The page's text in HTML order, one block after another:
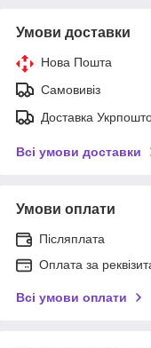
Умови доставки
Нова Пошта
Самовивіз
Доставка
Всі умови доставки
Умови оплати
Післяплата
Оплата за
Всі умови оплати